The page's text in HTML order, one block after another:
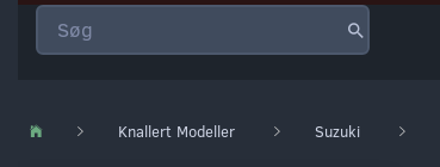
Knallert Modeller Suzuki